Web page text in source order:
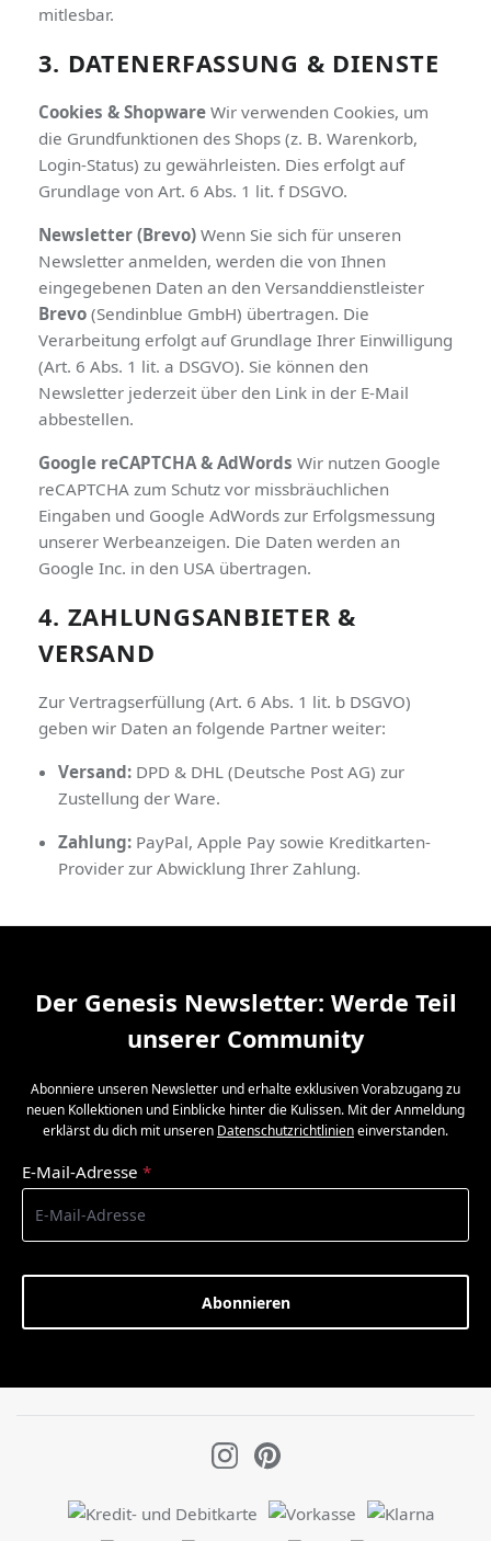
mitlesbar.
3. DATENERFASSUNG & DIENSTE
Cookies & Shopware Wir verwenden Cookies, um
die Grundfunktionen des Shops (z. B. Warenkorb,
Login-Status) zu gewährleisten. Dies erfolgt auf
Grundlage von Art. 6 Abs. 1 lit. f DSGVO.
Newsletter (Brevo) Wenn Sie sich für unseren
Newsletter anmelden, werden die von Ihnen
eingegebenen Daten an den Versanddienstleister
Brevo (Sendinblue GmbH) übertragen. Die
Verarbeitung erfolgt auf Grundlage Ihrer Einwilligung
(Art. 6 Abs. 1 lit. a DSGVO). Sie können den
Newsletter jederzeit über den Link in der E-Mail
abbestellen.
Google reCAPTCHA & AdWords Wir nutzen Google
reCAPTCHA zum Schutz vor missbräuchlichen
Eingaben und Google AdWords zur Erfolgsmessung
unserer Werbeanzeigen. Die Daten werden an
Google Inc. in den USA übertragen.
4. ZAHLUNGSANBIETER &
VERSAND
Zur Vertragserfüllung (Art. 6 Abs. 1 lit. b DSGVO)
geben wir Daten an folgende Partner weiter:
Versand: DPD & DHL (Deutsche Post AG) zur
Zustellung der Ware.
Zahlung: PayPal, Apple Pay sowie Kreditkarten-
Provider zur Abwicklung Ihrer Zahlung.
Der Genesis Newsletter: Werde Teil
unserer Community
Abonniere unseren Newsletter und erhalte exklusiven Vorabzugang zu
neuen Kollektionen und Einblicke hinter die Kulissen. Mit der Anmeldung
erklärst du dich mit unseren Datenschutzrichtlinieneinverstanden.
E-Mail-Adresse *
Abonnieren